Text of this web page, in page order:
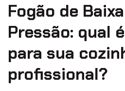
Fogão de
Pressão: qual
para sua
profissional?